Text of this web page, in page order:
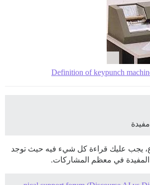
Definition of keypunch
يجب عليك قراءة كل شيء فيه حيث توجد
المفيدة في معظم المشاركات.